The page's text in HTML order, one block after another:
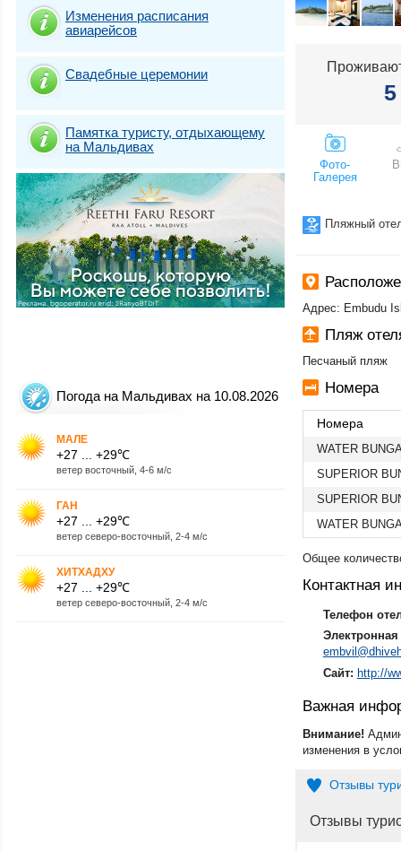
Изменения расписания
авиарейсов
Свадебные церемонии
Памятка туристу, отдыхающему
на Мальдивах
Погода на Мальдивах на 10.08.2026
МАЛЕ
+27 ... +29℃
ветер восточный, 4-6 м/с
ГАН
+27 ... +29℃
ветер северо-восточный, 2-4 м/с
ХИТХАДХУ
+27 ... +29℃
ветер северо-восточный, 2-4 м/с
5
Фото-
Галерея
Пляжный
Адрес: Embudu
Пляж
Песчаный пляж
Номера
Номера
WATER
SUPERIOR
SUPERIOR
WATER
Общее
Контактная
Телефон
Электронная
Сайт: http://
Важная
Внимание!
изменения в
Отзывы
Отзывы